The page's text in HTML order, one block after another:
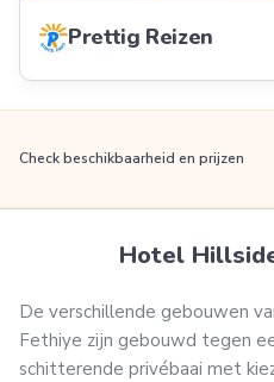
Prettig Reizen
Check beschikbaarheid en prijzen
Hotel
De verschillende gebouwen
Fethiye zijn gebouwd tegen
schitterende privébaai met